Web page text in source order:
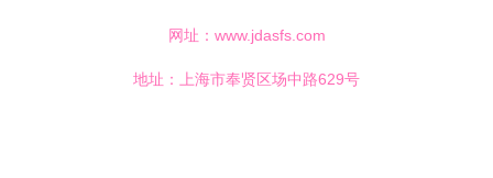
网址： www.jdasfs.com
地址：上海市奉贤区场中路629号